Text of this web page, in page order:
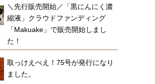
＼先行販売開始／「黒にんにく濃
縮液」クラウドファンディング
「Makuake」で販売開始しまし
た！
取っけえべえ！75号が発行になり
ました。